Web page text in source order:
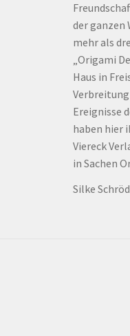
der ganzen
mehr als
„Origami
Haus in
Ereignisse
haben hier
Viereck
in Sachen
Silke